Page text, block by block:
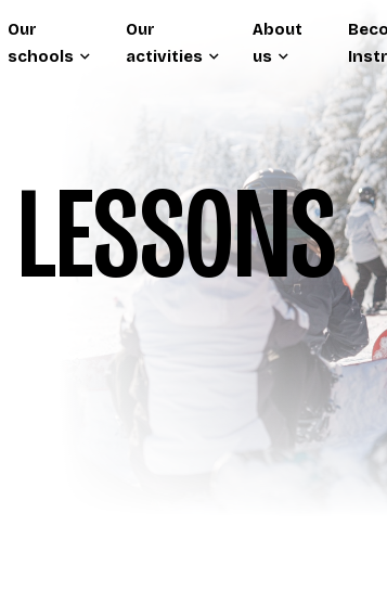
Our
schools
Our
activities
About
us
LESSONS